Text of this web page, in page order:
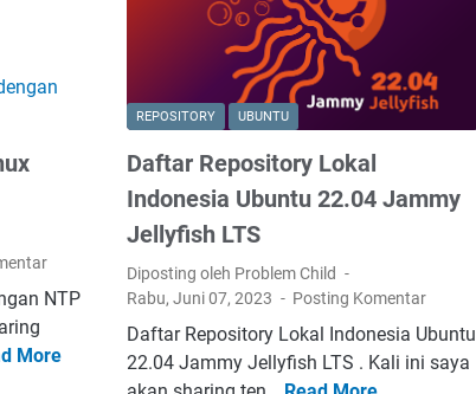
NTP
More
REPOSITORY UBUNTU
Daftar Repository Lokal
Indonesia Ubuntu 22.04 Jammy
Jellyfish LTS
Diposting oleh Problem Child
Rabu, Juni 07, 2023
Posting Komentar
Daftar Repository Lokal Indonesia Ubuntu
22.04 Jammy Jellyfish LTS . Kali ini saya